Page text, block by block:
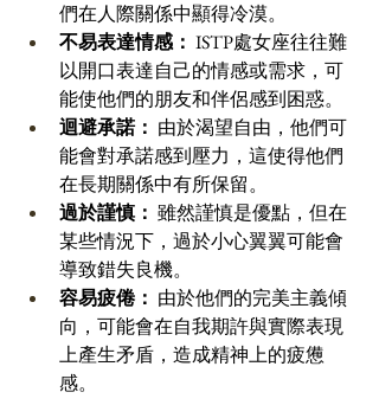
們在人際關係中顯得冷漠。
不易表達情感： ISTP處女座往往難
以開口表達自己的情感或需求，可
能使他們的朋友和伴侶感到困惑。
迴避承諾： 由於渴望自由，他們可
能會對承諾感到壓力，這使得他們
在長期關係中有所保留。
過於謹慎： 雖然謹慎是優點，但在
某些情況下，過於小心翼翼可能會
導致錯失良機。
容易疲倦： 由於他們的完美主義傾
向，可能會在自我期許與實際表現
上產生矛盾，造成精神上的疲憊
感。